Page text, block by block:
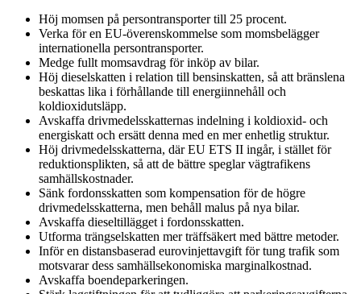
Höj momsen på persontransporter till 25 procent.
Verka för en EU-överenskommelse som momsbelägger
internationella persontransporter.
Medge fullt momsavdrag för inköp av bilar.
Höj dieselskatten i relation till bensinskatten, så att bränslena
beskattas lika i förhållande till energiinnehåll och
koldioxidutsläpp.
Avskaffa drivmedelsskatternas indelning i koldioxid- och
energiskatt och ersätt denna med en mer enhetlig struktur.
Höj drivmedelsskatterna, där EU ETS II ingår, i stället för
reduktionsplikten, så att de bättre speglar vägtrafikens
samhällskostnader.
Sänk fordonsskatten som kompensation för de högre
drivmedelsskatterna, men behåll malus på nya bilar.
Avskaffa dieseltillägget i fordonsskatten.
Utforma trängselskatten mer träffsäkert med bättre metoder.
Inför en distansbaserad eurovinjettavgift för tung trafik som
motsvarar dess samhällsekonomiska marginalkostnad.
Avskaffa boendeparkeringen.